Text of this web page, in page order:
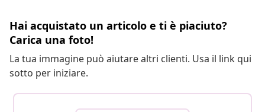
Hai acquistato un articolo e ti è piaciuto?
Carica una foto!
La tua immagine può aiutare altri clienti. Usa il link qui
sotto per iniziare.